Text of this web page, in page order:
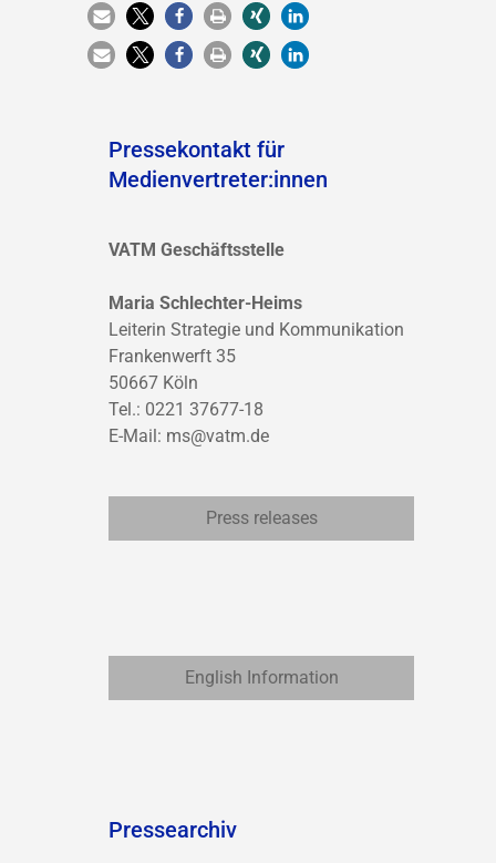
Pressekontakt für
Medienvertreter:innen
VATM Geschäftsstelle
Maria Schlechter-Heims
Leiterin Strategie und Kommunikation
Frankenwerft 35
50667 Köln
Tel.: 0221 37677-18
E-Mail: ms@vatm.de
Press releases
English Information
Pressearchiv